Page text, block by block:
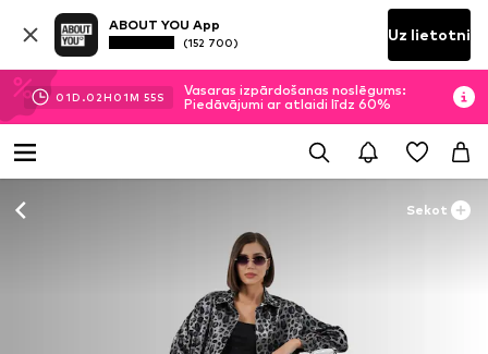
ABOUT YOU App
(152 700) Uz lietotni
01D.02H 01M 54S
Vasaras izpārdošanas noslēgums:
Piedāvājumi ar atlaidi līdz 60%
Sekot